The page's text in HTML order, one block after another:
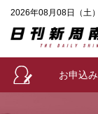
2026年08月08日（土）
お申込み